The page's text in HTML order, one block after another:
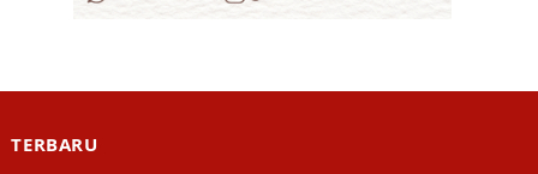
TERBARU